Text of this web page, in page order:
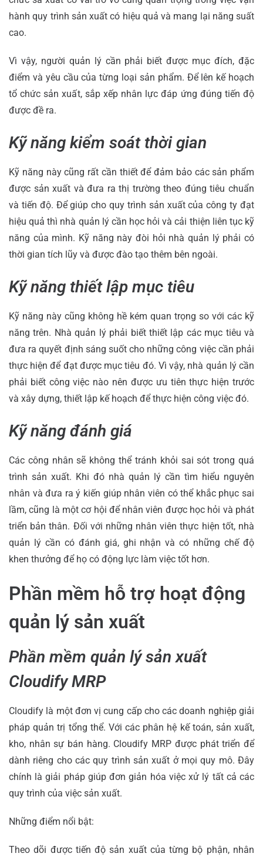
hành quy trình sản xuất có hiệu quả và mang lại năng suất
cao.
Vì vậy, người quản lý cần phải biết được mục đích, đặc
điểm và yêu cầu của từng loại sản phẩm. Để lên kế hoạch
tổ chức sản xuất, sắp xếp nhân lực đáp ứng đúng tiến độ
được đề ra.
Kỹ năng kiểm soát thời gian
Kỹ năng này cũng rất cần thiết để đảm bảo các sản phẩm
được sản xuất và đưa ra thị trường theo đúng tiêu chuẩn
và tiến độ. Để giúp cho quy trình sản xuất của công ty đạt
hiệu quả thì nhà quản lý cần học hỏi và cải thiện liên tục kỹ
năng của mình. Kỹ năng này đòi hỏi nhà quản lý phải có
thời gian tích lũy và được đào tạo thêm bên ngoài.
Kỹ năng thiết lập mục tiêu
Kỹ năng này cũng không hề kém quan trọng so với các kỹ
năng trên. Nhà quản lý phải biết thiết lập các mục tiêu và
đưa ra quyết định sáng suốt cho những công việc cần phải
thực hiện để đạt được mục tiêu đó. Vì vậy, nhà quản lý cần
phải biết công việc nào nên được ưu tiên thực hiện trước
và xây dựng, thiết lập kế hoạch để thực hiện công việc đó.
Kỹ năng đánh giá
Các công nhân sẽ không thể tránh khỏi sai sót trong quá
trình sản xuất. Khi đó nhà quản lý cần tìm hiểu nguyên
nhân và đưa ra ý kiến giúp nhân viên có thể khắc phục sai
lầm, cũng là một cơ hội để nhân viên được học hỏi và phát
triển bản thân. Đối với những nhân viên thực hiện tốt, nhà
quản lý cần có đánh giá, ghi nhận và có những chế độ
khen thưởng để họ có động lực làm việc tốt hơn.
Phần mềm hỗ trợ hoạt động
quản lý sản xuất
Phần mềm quản lý sản xuất
Cloudify MRP
Cloudify là một đơn vị cung cấp cho các doanh nghiệp giải
pháp quản trị tổng thể. Với các phân hệ kế toán, sản xuất,
kho, nhân sự bán hàng. Cloudify MRP được phát triển để
dành riêng cho các quy trình sản xuất ở mọi quy mô. Đây
chính là giải pháp giúp đơn giản hóa việc xử lý tất cả các
quy trình của việc sản xuất.
Những điểm nổi bật:
Theo dõi được tiến độ sản xuất của từng bộ phận, nhân